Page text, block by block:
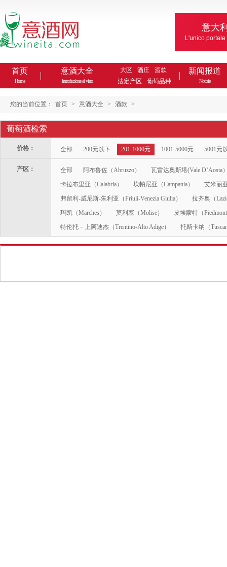
意大
L'unico
首页
Home
意酒大全
Introduzione al vino
大区 酒庄
酒款
法定产区
葡萄品种
新闻报道
Notizie
您的当前位置： 首页 > 意酒大全 > 酒款 >
葡萄酒检索
价格： 全部 200元以下 201-1000元 1001-5000元 5001元
产区： 全部 阿布鲁佐（Abruzzo）
瓦雷达奥斯塔(Vale D’Aosta
卡拉布里亚（Calabria）
坎帕尼亚（Campania）
艾米丽
弗留利-威尼斯-朱利亚（Friuli-Venezia Giulia）
拉齐奥（
玛凯（Marches）
莫利塞（Molise）
皮埃蒙特（
特伦托－上阿迪杰（Trentino-Alto Adige）
托斯卡纳（